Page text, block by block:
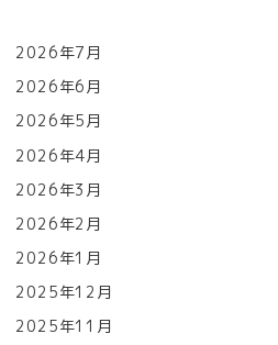
2026年7月
2026年6月
2026年5月
2026年4月
2026年3月
2026年2月
2026年1月
2025年12月
2025年11月